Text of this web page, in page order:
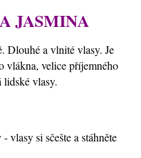
JASMINA
Dlouhé a vlnité vlasy. Je
vlákna, velice příjemného
lidské vlasy.
vlasy si sčešte a stáhněte